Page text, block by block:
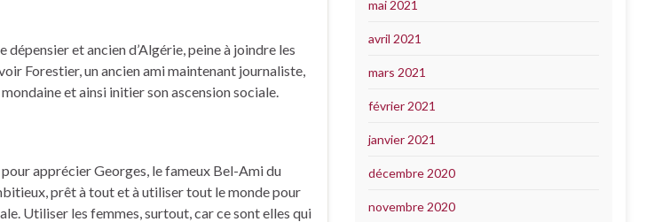
dépensier et ancien d’Algérie, peine à joindre les
Forestier, un ancien ami maintenant journaliste,
et ainsi initier son ascension sociale.
apprécier Georges, le fameux Bel-Ami du
prêt à tout et à utiliser tout le monde pour
Utiliser les femmes, surtout, car ce sont elles qui
mai 2021
avril 2021
mars 2021
février 2021
janvier 2021
décembre 2020
novembre 2020